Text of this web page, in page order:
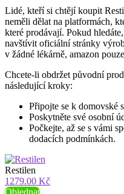
Lidé, kteří si chtějí koupit
neměli dělat na platformách,
které prodávají. Pokud
navštívit oficiální stránky
v žádné lékárně, amazon
Chcete-li obdržet původní
následující kroky:
Připojte se k domovské
Poskytněte své osobní
Počkejte, až se s vámi
dodacích podmínkách.
Restilen
1279.00 Kč
Objednat